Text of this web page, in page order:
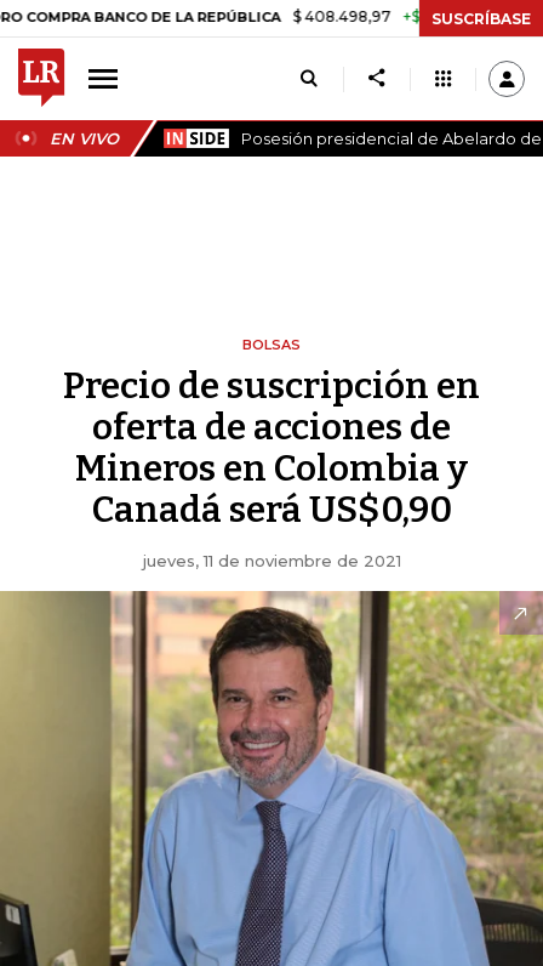
BANCO DE LA REPÚBLICA $ 408.498,97 +$ 8.753,81 +2,19%
SUSCRÍBASE
EN VIVO Posesión presidencial de Abelardo de
BOLSAS
Precio de suscripción en
oferta de acciones de
Mineros en Colombia y
Canadá será US$0,90
jueves, 11 de noviembre de 2021